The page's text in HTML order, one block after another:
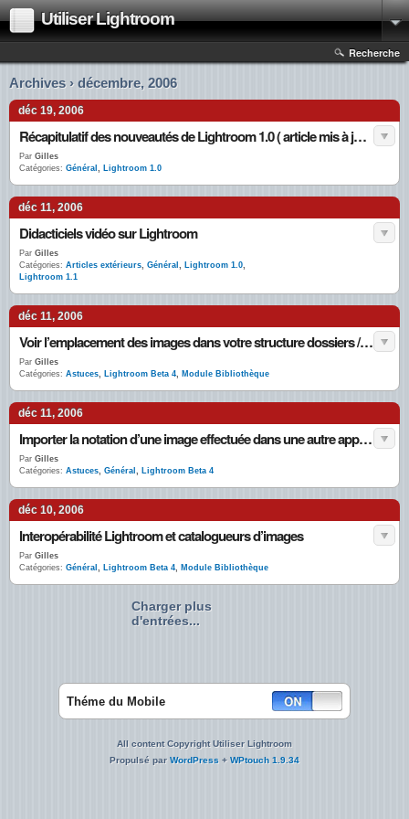
Utiliser Lightroom
Recherche
Archives › décembre, 2006
déc 19, 2006
Récapitulatif des nouveautés de Lightroom 1.0 ( article mis à jour )
Par Gilles
Catégories: Général , Lightroom 1.0
déc 11, 2006
Didacticiels vidéo sur Lightroom
Par Gilles
Catégories: Articles extérieurs, Général , Lightroom 1.0,
Lightroom 1.1
déc 11, 2006
Voir l’emplacement des images dans votre structure dossiers / fichiers.
Par Gilles
Catégories: Astuces, Lightroom Beta 4, Module Bibliothèque
déc 11, 2006
Importer la notation d’une image effectuée dans une autre application.
Par Gilles
Catégories: Astuces, Général , Lightroom Beta 4
déc 10, 2006
Interopérabilité Lightroom et catalogueurs d’images
Par Gilles
Catégories: Général , Lightroom Beta 4, Module Bibliothèque
Charger plus
d'entrées...
Théme du Mobile
All content Copyright Utiliser Lightroom
Propulsé parWordPress + WPtouch 1.9.34